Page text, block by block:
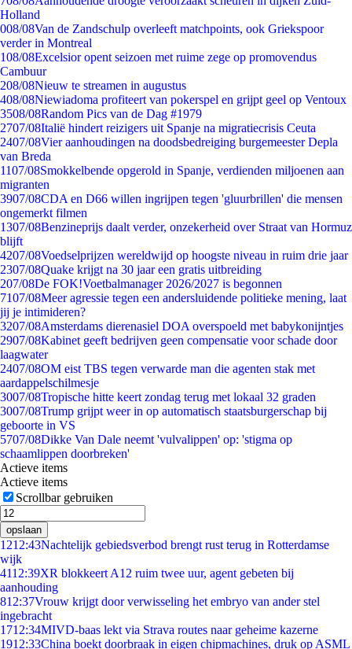
Holland
008/08Van de Zandschulp overleeft matchpoints, ook Griekspoor
verder in Montreal
108/08Excelsior opent seizoen met ruime zege op promovendus
Cambuur
208/08Nieuw te streamen in augustus
408/08Niewiadoma profiteert van pokerspel en grijpt geel op Ventoux
3508/08Random Pics van de Dag #1979
2707/08Italië hindert reizigers uit Spanje na migratiecrisis Ceuta
2407/08Vier aanhoudingen na doodsbedreiging burgemeester Depla
van Breda
1107/08Smokkelbende opgerold in Spanje, verdienden miljoenen aan
migranten
3907/08CDA en D66 willen ingrijpen tegen 'gluurbrillen' die mensen
ongemerkt filmen
1307/08Benzineprijs daalt verder, onzekerheid over Straat van Hormuz
blijft
4207/08Voedselprijzen wereldwijd op hoogste niveau in ruim drie jaar
2307/08Quake krijgt na 30 jaar een gratis uitbreiding
207/08De FOK!Voetbalmanager 2026/2027 is begonnen
7107/08Meer agressie tegen een andersluidende politieke mening, laat
jij je intimideren?
3207/08Amsterdams dierenasiel DOA overspoeld met babykonijntjes
2907/08Kabinet geeft bedrijven geen compensatie voor schade door
laagwater
2407/08OM eist TBS tegen verwarde man die agenten stak met
aardappelschilmesje
3007/08Tropische hitte keert zondag terug met lokaal 32 graden
3007/08Trump grijpt weer in op automatisch staatsburgerschap bij
geboorte in VS
5707/08Dikke Van Dale neemt 'vulvalippen' op: 'stigma op
schaamlippen doorbreken'
Actieve items
Actieve items
Scrollbar gebruiken
opslaan
1212:43Nachtelijk gebiedsverbod brengt rust terug in Rotterdamse
wijk
4112:39XR blokkeert A12 ruim twee uur, agent gebeten bij
aanhouding
812:37Vrouw krijgt door verwisseling het embryo van ander stel
ingebracht
1712:34MIVD-baas lekt via Strava routes naar geheime kazerne
1912:33China boekt doorbraak in eigen chipmachines, druk op ASML